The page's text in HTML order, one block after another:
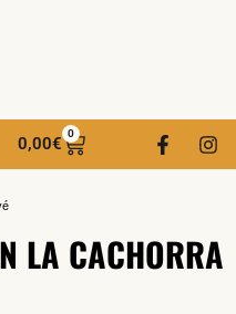
0,00€
0
LA CACHORRA